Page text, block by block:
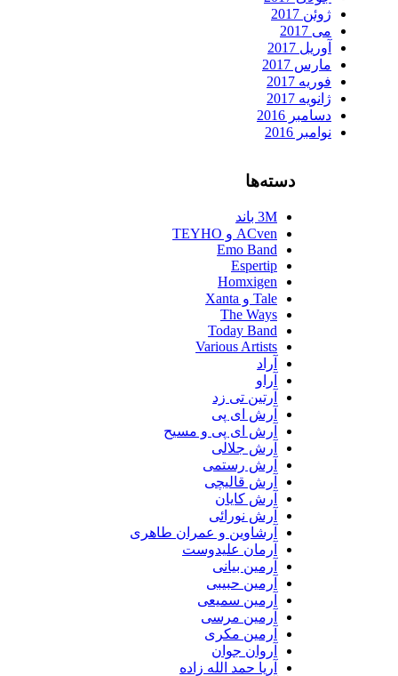
مارس 2017
دسامبر 2016
ACven و TEYHO
Emo Band
Espertip
Homxigen
The Ways
Today Band
Various Artists
آرتین تی زد
آرش ای پی
آرش ای پی و مسیح
آرش جلالی
آرش رستمی
آرش قالیچی
آرش کایان
آرش نورائی
آرشاوین و عمران طاهری
آرمان علیدوست
آرمین بیانی
آرمین حبیبی
آرمین سمیعی
آرمین مرسی
آرمین مکری
آروان جوان
آریا حمد الله زاده